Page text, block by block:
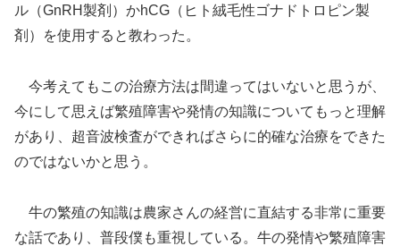
ル（GnRH製剤）かhCG（ヒト絨毛性ゴナドトロピン製
剤）を使用すると教わった。
今考えてもこの治療方法は間違ってはいないと思うが、
今にして思えば繁殖障害や発情の知識についてもっと理解
があり、超音波検査ができればさらに的確な治療をできた
のではないかと思う。
牛の繁殖の知識は農家さんの経営に直結する非常に重要
な話であり、普段僕も重視している。牛の発情や繁殖障害